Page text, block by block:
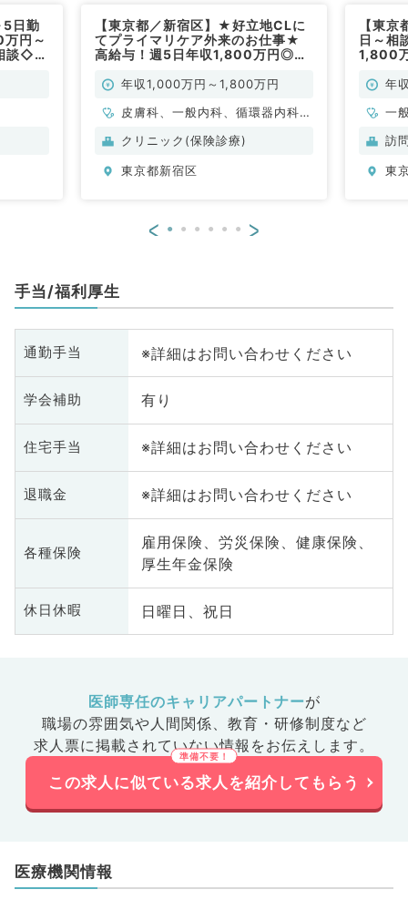
5日勤
円～
談◇最
【東京都／新宿区】★好立地CLに
てプライマリケア外来のお仕事★
高給与！週5日年収1,800万円◎週
膚科、一般内科／常勤）
年収1,000万円～1,800万円
皮膚科、一般内科、循環器内科、
呼吸器内科、消化器内科、内分
クリニック(保険診療)
東京都新宿区
【東
日～相
1,800
事で年
一
訪
東
< >
手当/福利厚生
通勤手当 ※詳細はお問い合わせください
学会補助 有り
住宅手当 ※詳細はお問い合わせください
退職金 ※詳細はお問い合わせください
各種保険
雇用保険、労災保険、健康保険、
厚生年金保険
休日休暇 日曜日、祝日
医師専任のキャリアパートナーが
職場の雰囲気や人間関係、 教育・研修制度など
求人票に掲載されていない情報をお伝えします。
この求人に似ている求人を紹介してもらう
医療機関情報